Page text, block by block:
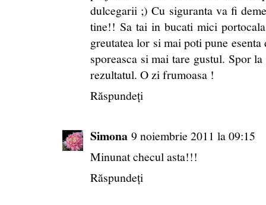
dulcegarii ;) Cu siguranta va fi
tine!! Sa tai in bucati mici
greutatea lor si mai poti pune
sporeasca si mai tare gustul. Spor
rezultatul. O zi frumoasa !
Răspundeți
Simona 9 noiembrie 2011 la 09:15
Minunat checul asta!!!
Răspundeți